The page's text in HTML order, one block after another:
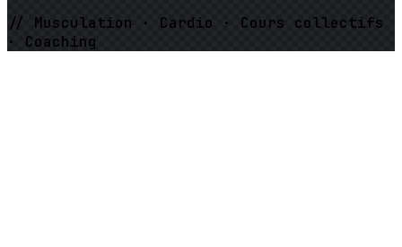
// Musculation · Cardio · Cours collectifs
· Coaching